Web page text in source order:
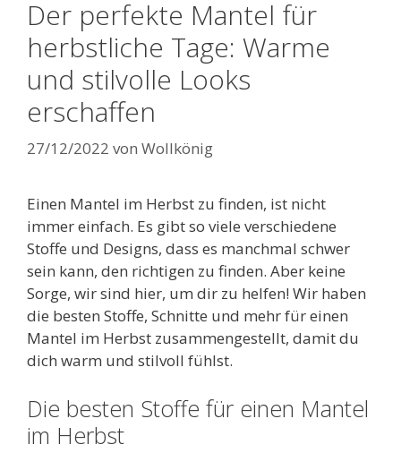
Der perfekte Mantel für
herbstliche Tage: Warme
und stilvolle Looks
erschaffen
27/12/2022 von Wollkönig
Einen Mantel im Herbst zu finden, ist nicht
immer einfach. Es gibt so viele verschiedene
Stoffe und Designs, dass es manchmal schwer
sein kann, den richtigen zu finden. Aber keine
Sorge, wir sind hier, um dir zu helfen! Wir haben
die besten Stoffe, Schnitte und mehr für einen
Mantel im Herbst zusammengestellt, damit du
dich warm und stilvoll fühlst.
Die besten Stoffe für einen Mantel
im Herbst